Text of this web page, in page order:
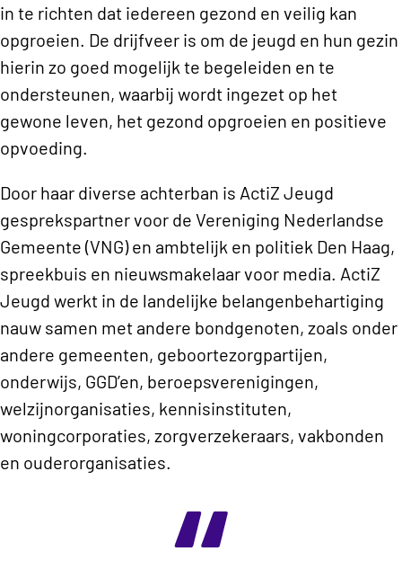
in te richten dat iedereen gezond en veilig kan
opgroeien. De drijfveer is om de jeugd en hun gezin
hierin zo goed mogelijk te begeleiden en te
ondersteunen, waarbij wordt ingezet op het
gewone leven, het gezond opgroeien en positieve
opvoeding.
Door haar diverse achterban is ActiZ Jeugd
gesprekspartner voor de Vereniging Nederlandse
Gemeente (VNG) en ambtelijk en politiek Den Haag,
spreekbuis en nieuwsmakelaar voor media. ActiZ
Jeugd werkt in de landelijke belangenbehartiging
nauw samen met andere bondgenoten, zoals onder
andere gemeenten, geboortezorgpartijen,
onderwijs, GGD’en, beroepsverenigingen,
welzijnorganisaties, kennisinstituten,
woningcorporaties, zorgverzekeraars, vakbonden
en ouderorganisaties.